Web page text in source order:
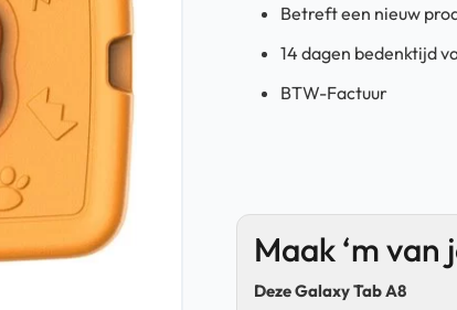
Betreft een nieuw
14 dagen bedenktijd
BTW-Factuur
Maak ‘m van
Deze Galaxy Tab A8